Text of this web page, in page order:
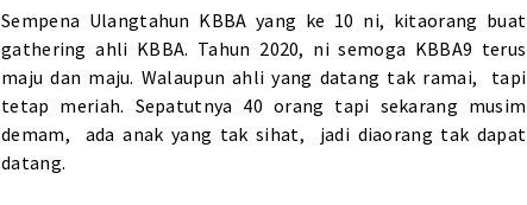
Sempena Ulangtahun KBBA yang ke 10 ni, kitaorang buat
gathering ahli KBBA. Tahun 2020, ni semoga KBBA9 terus
maju dan maju. Walaupun ahli yang datang tak ramai, tapi
tetap meriah. Sepatutnya 40 orang tapi sekarang musim
demam, ada anak yang tak sihat, jadi diaorang tak dapat
datang.